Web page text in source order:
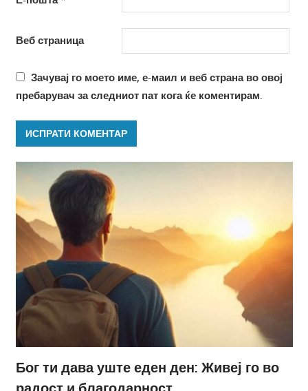
Веб страница
Зачувај го моето име, е-маил и веб страна во овој
пребарувач за следниот пат кога ќе коментирам.
Бог ти дава уште еден ден: Живеј го во